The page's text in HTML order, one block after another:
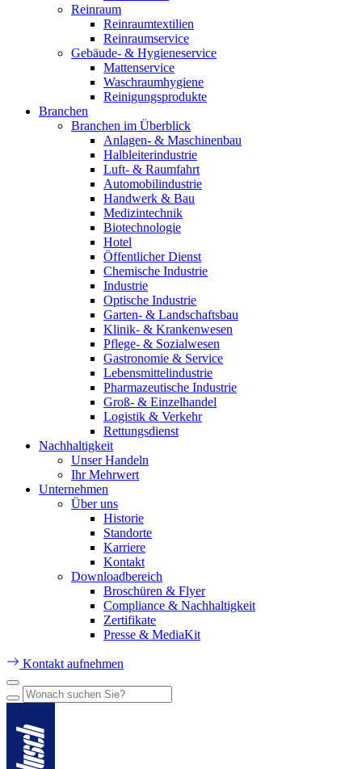
Reinraum
Reinraumtextilien
Reinraumservice
Gebäude- & Hygieneservice
Mattenservice
Waschraumhygiene
Reinigungsprodukte
Branchen
Branchen im Überblick
Anlagen- & Maschinenbau
Halbleiterindustrie
Luft- & Raumfahrt
Automobilindustrie
Handwerk & Bau
Medizintechnik
Biotechnologie
Hotel
Öffentlicher Dienst
Chemische Industrie
Industrie
Optische Industrie
Garten- & Landschaftsbau
Klinik- & Krankenwesen
Pflege- & Sozialwesen
Gastronomie & Service
Lebensmittelindustrie
Pharmazeutische Industrie
Groß- & Einzelhandel
Logistik & Verkehr
Rettungsdienst
Nachhaltigkeit
Unser Handeln
Ihr Mehrwert
Unternehmen
Über uns
Historie
Standorte
Karriere
Kontakt
Downloadbereich
Broschüren & Flyer
Compliance & Nachhaltigkeit
Zertifikate
Presse & MediaKit
Kontakt aufnehmen